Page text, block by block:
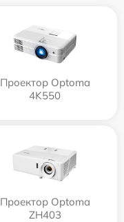
Проектор Optoma
4K550
Проектор Optoma
ZH403